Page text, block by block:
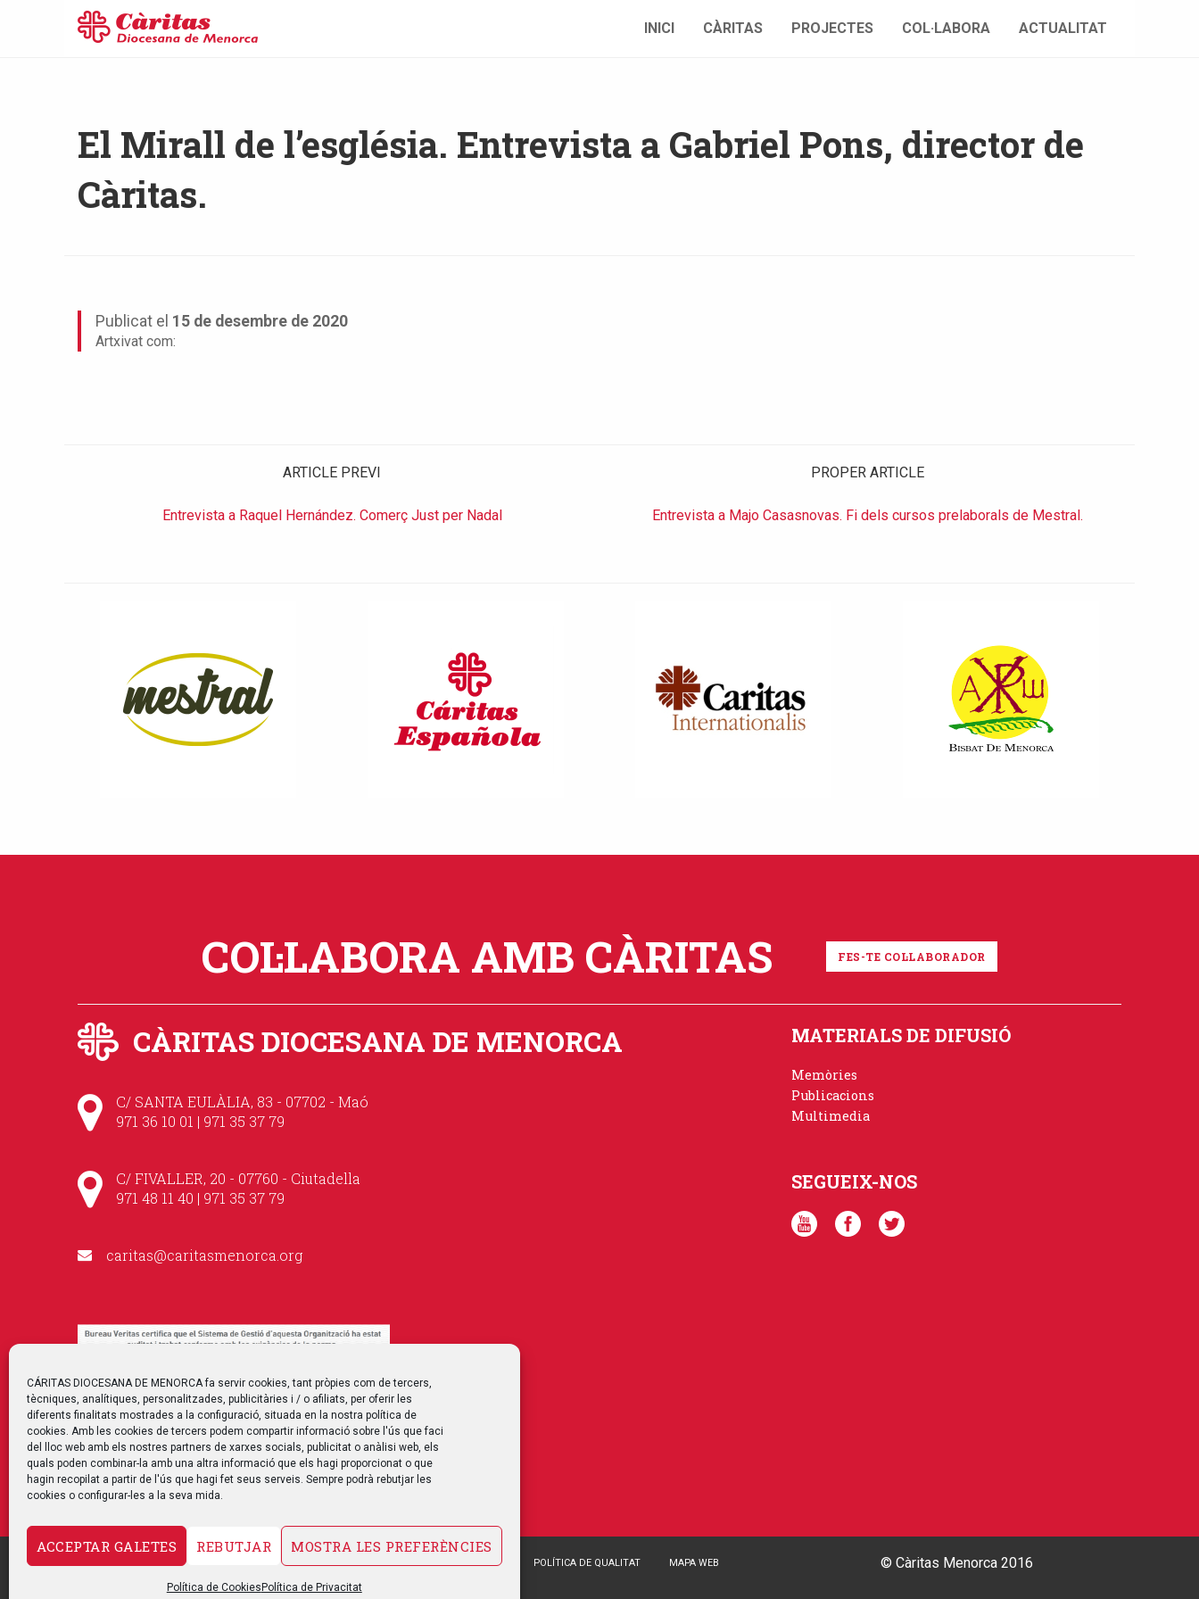
CÁRITAS DIOCESANA DE MENORCA fa servir cookies, tant pròpies com de tercers,
tècniques, analítiques, personalitzades, publicitàries i / o afiliats, per oferir les
diferents finalitats mostrades a la configuració, situada en la nostra política de
cookies. Amb les cookies de tercers podem compartir informació sobre l'ús que faci
del lloc web amb els nostres partners de xarxes socials, publicitat o anàlisi web, els
quals poden combinar-la amb una altra informació que els hagi proporcionat o que
hagin recopilat a partir de l'ús que hagi fet seus serveis. Sempre podrà rebutjar les
cookies o configurar-les a la seva mida.
ACCEPTAR GALETES REBUTJAR MOSTRA LES PREFERÈNCIES
Política de Cookies Política de Privacitat
INICI CÀRITAS PROJECTES COL·LABORA ACTUALITAT
El Mirall de l’església. Entrevista a Gabriel Pons, director de
Càritas.
Publicat el 15 de desembre de 2020
Artxivat com:
ARTICLE PREVI
Entrevista a Raquel Hernández. Comerç Just per Nadal
PROPER ARTICLE
Entrevista a Majo Casasnovas. Fi dels cursos prelaborals de Mestral.
COL·LABORA AMB CÀRITAS FES-TE COL·LABORADOR
CÀRITAS DIOCESANA DE MENORCA
C/ SANTA EULÀLIA, 83 - 07702 - Maó
971 36 10 01 | 971 35 37 79
C/ FIVALLER, 20 - 07760 - Ciutadella
971 48 11 40 | 971 35 37 79
caritas@caritasmenorca.org
MATERIALS DE DIFUSIÓ
Memòries
Publicacions
Multimedia
SEGUEIX-NOS
CONTACTE AVÍS LEGAL POLÍTICA DE PRIVACITAT POLÍTICA DE COOKIES POLÍTICA DE QUALITAT MAPA WEB © Càritas Menorca 2016